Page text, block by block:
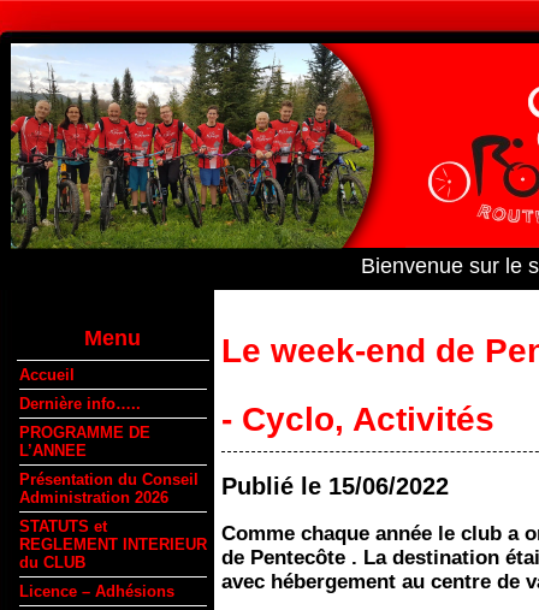
Bienvenue sur le
Menu
Accueil
Dernière info…..
PROGRAMME DE
L’ANNEE
Présentation du Conseil
Administration 2026
STATUTS et
REGLEMENT INTERIEUR
du CLUB
Licence – Adhésions
Le week-end de
- Cyclo, Activités
Publié le 15/06/2022
Comme chaque année le club a
de Pentecôte . La destination
avec hébergement au centre de